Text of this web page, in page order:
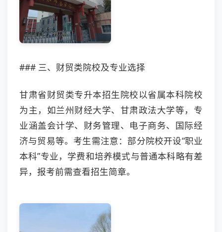
### 三、财贸类院校及专业选择
甘肃省财贸类专升本招生院校以省属本科院校
为主，如兰州财经大学、甘肃政法大学等，专
业涵盖会计学、财务管理、电子商务、国际经
济与贸易等。考生需注意：部分院校开设“职业
本科”专业，学费和培养模式与普通本科略有差
异，报考前需查看招生简章。